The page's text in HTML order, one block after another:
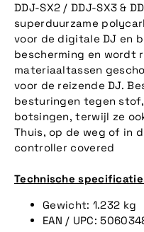
DDJ-SX2 / DDJ-SX3 &
superduurzame
voor de digitale DJ en
bescherming en wordt
materiaaltassen
voor de reizende DJ.
besturingen tegen
botsingen, terwijl ze
Thuis, op de weg of in
controller covered
Technische
Gewicht: 1.232 kg
EAN / UPC: